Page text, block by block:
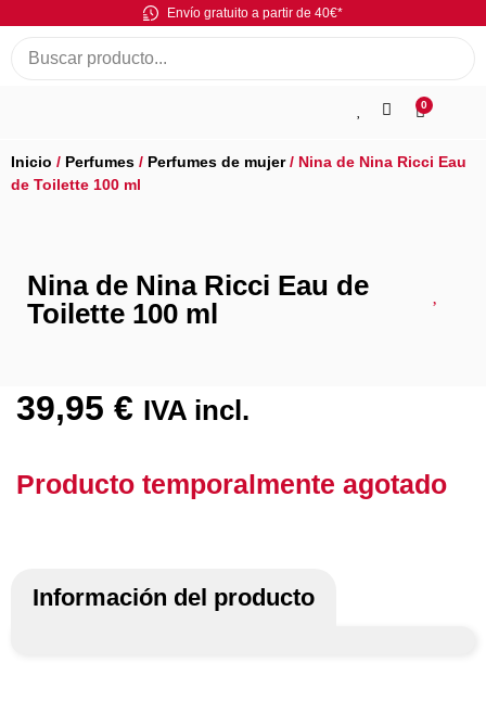
Envío gratuito a partir de 40€*
0
Inicio / Perfumes / Perfumes de mujer/ Nina de Nina Ricci Eau
de Toilette 100 ml
Nina de Nina Ricci Eau de
Toilette 100 ml
39,95 € IVA incl.
Producto temporalmente agotado
Información del producto